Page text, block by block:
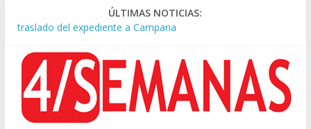
ÚLTIMAS NOTICIAS:
Causa AFA: el juez Amarante calificó de “ficción judicial” el
traslado del expediente a Campana
colectivo: siete heridos
Día de San Cayetano: masiva marcha a Plaza de Mayo de
sindicatos y organizaciones sociales
Pesar por la muerte de Leandro Rud, histórico representante
y conductor de TV